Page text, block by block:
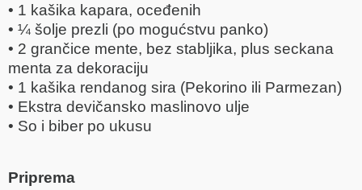
• 1 kašika kapara, oceđenih
• ¼ šolje prezli (po mogućstvu panko)
• 2 grančice mente, bez stabljika, plus seckana
menta za dekoraciju
• 1 kašika rendanog sira (Pekorino ili Parmezan)
• Ekstra devičansko maslinovo ulje
• So i biber po ukusu
Priprema